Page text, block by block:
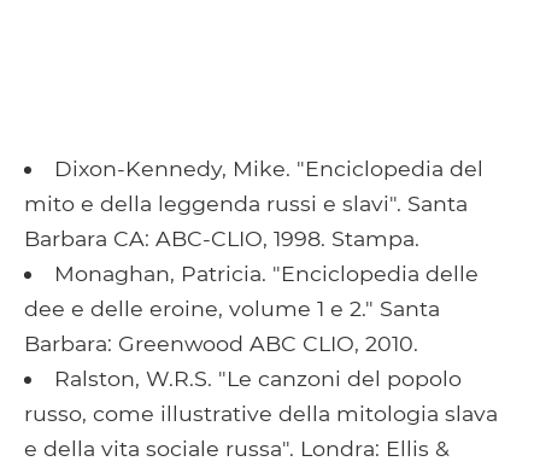
Dixon-Kennedy, Mike. "Enciclopedia del
mito e della leggenda russi e slavi". Santa
Barbara CA: ABC-CLIO, 1998. Stampa.
Monaghan, Patricia. "Enciclopedia delle
dee e delle eroine, volume 1 e 2." Santa
Barbara: Greenwood ABC CLIO, 2010.
Ralston, W.R.S. "Le canzoni del popolo
russo, come illustrative della mitologia slava
e della vita sociale russa". Londra: Ellis &